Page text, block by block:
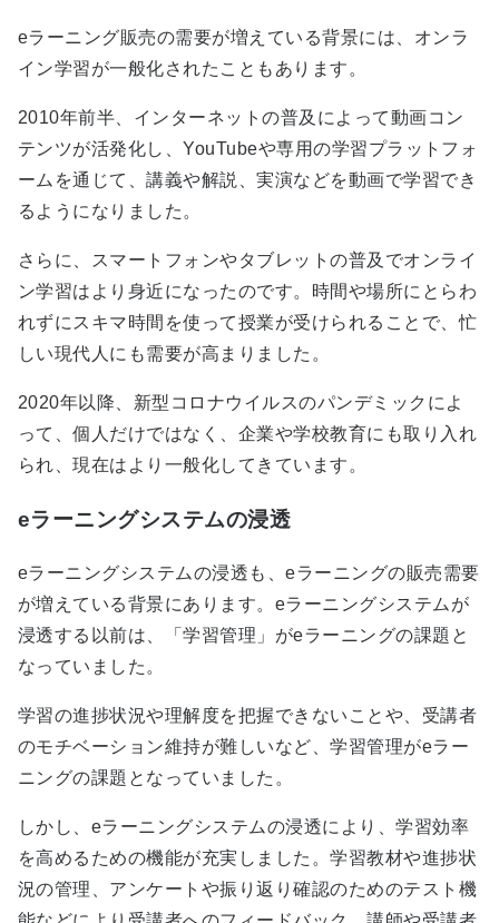
eラーニング販売の需要が増えている背景には、オンラ
イン学習が一般化されたこともあります。
2010年前半、インターネットの普及によって動画コン
テンツが活発化し、YouTubeや専用の学習プラットフォ
ームを通じて、講義や解説、実演などを動画で学習でき
るようになりました。
さらに、スマートフォンやタブレットの普及でオンライ
ン学習はより身近になったのです。時間や場所にとらわ
れずにスキマ時間を使って授業が受けられることで、忙
しい現代人にも需要が高まりました。
2020年以降、新型コロナウイルスのパンデミックによ
って、個人だけではなく、企業や学校教育にも取り入れ
られ、現在はより一般化してきています。
eラーニングシステムの浸透
eラーニングシステムの浸透も、eラーニングの販売需要
が増えている背景にあります。eラーニングシステムが
浸透する以前は、「学習管理」がeラーニングの課題と
なっていました。
学習の進捗状況や理解度を把握できないことや、受講者
のモチベーション維持が難しいなど、学習管理がeラー
ニングの課題となっていました。
しかし、eラーニングシステムの浸透により、学習効率
を高めるための機能が充実しました。学習教材や進捗状
況の管理、アンケートや振り返り確認のためのテスト機